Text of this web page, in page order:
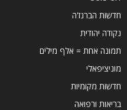
חדשות הברנז'ה
נקודה יהודית
תמונה אחת = אלף מילים
מוניציפאלי
חדשות מקומיות
בריאות ורפואה